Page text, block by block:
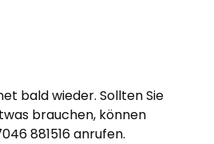
bald wieder. Sollten Sie
brauchen, können
881516 anrufen.